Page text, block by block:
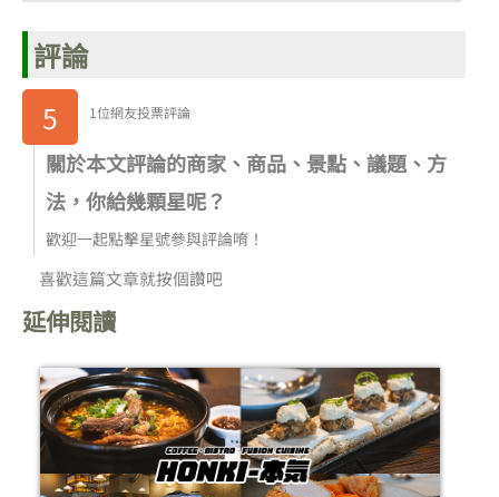
評論
5
1位網友投票評論
關於本文評論的商家、商品、景點、議題、方
法，你給幾顆星呢？
歡迎一起點擊星號參與評論唷！
喜歡這篇文章就按個讚吧
延伸閱讀